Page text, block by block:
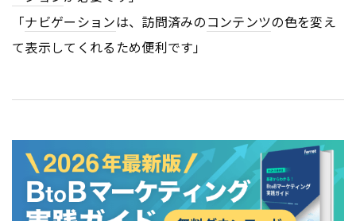
「ナビゲーションは、訪問済みのコンテンツの色を変え
て表示してくれるため便利です」